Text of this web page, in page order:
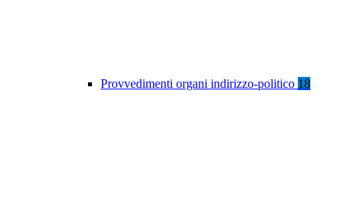
Provvedimenti organi indirizzo-politico 18